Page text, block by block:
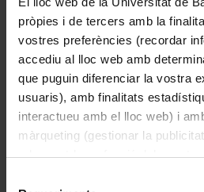
pròpies i de tercers amb la
vostres preferències (recordar
accediu al lloc web amb
que puguin diferenciar la vostra
usuaris), amb finalitats
interactueu amb el lloc web) i
màrqueting (gestionar la
adequant-la en funció dels
1970